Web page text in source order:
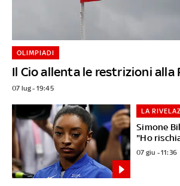
Il Cio allenta le restrizioni alla
OLIMPIADI
07 lug - 19:45
Simone
"Ho
LA
07 giu - 11:36